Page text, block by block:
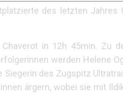
des letzten Jahres
in 12h 45min. Zu
werden Helene
des Zugspitz
ärgern, wobei sie mit